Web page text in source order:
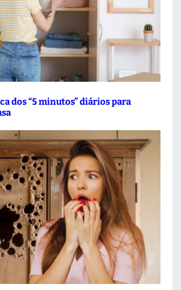
dos “5 minutos” diários para